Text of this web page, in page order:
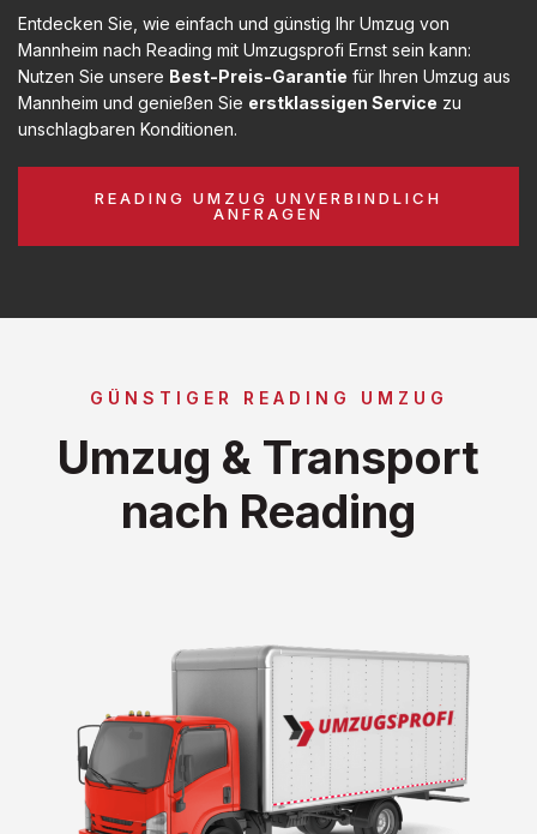
Entdecken Sie, wie einfach und günstig Ihr Umzug von
Mannheim nach Reading mit Umzugsprofi Ernst sein kann:
Nutzen Sie unsere Best-Preis-Garantie für Ihren Umzug aus
Mannheim und genießen Sie erstklassigen Service zu
unschlagbaren Konditionen.
READING UMZUG UNVERBINDLICH
ANFRAGEN
GÜNSTIGER READING UMZUG
Umzug & Transport
nach Reading